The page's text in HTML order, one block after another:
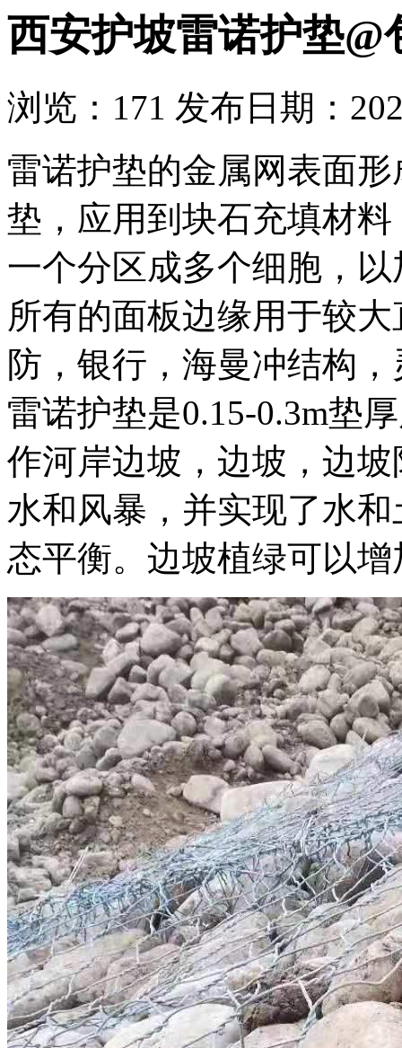
西安护坡雷诺护垫
浏览： 171 发布日期：
雷诺护垫的金属网表面
垫，应用到块石充填材
一个分区成多个细胞，
所有的面板边缘用于较
防，银行，海曼冲结构
雷诺护垫是0.15-0.3m垫
作河岸边坡，边坡，边
水和风暴，并实现了水
态平衡。边坡植绿可以